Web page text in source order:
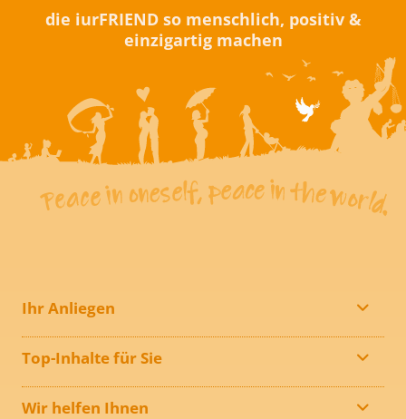
die iurFRIEND so menschlich, positiv &
einzigartig machen
Ihr Anliegen
Top-Inhalte für Sie
Wir helfen Ihnen